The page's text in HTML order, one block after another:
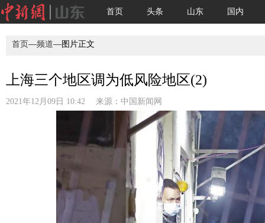
首页 头条 山东 国内
首页—频道—图片正文
上海三个地区调为低风险地区(2)
2021年12月09日 10:42 来源： 中国新闻网